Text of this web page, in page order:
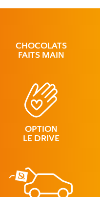
CHOCOLATS
FAITS MAIN
OPTION
LE DRIVE